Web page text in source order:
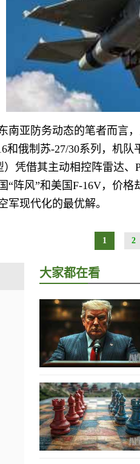
南亚防务动态的笔者而言
和俄制苏-27/30系列，机
）凭借其主动相控阵雷达
“阵风”和美国F-16V，价
军现代化的最优解。
1 2
大家都在看